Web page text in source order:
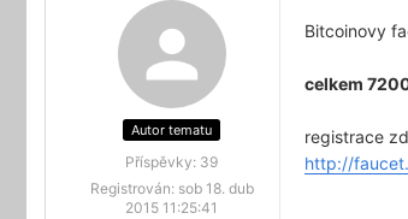
Autor tematu
Příspěvky: 39
Registrován: sob 18. dub
2015 11:25:41
Bitcoinovy
celkem
registrace
http://